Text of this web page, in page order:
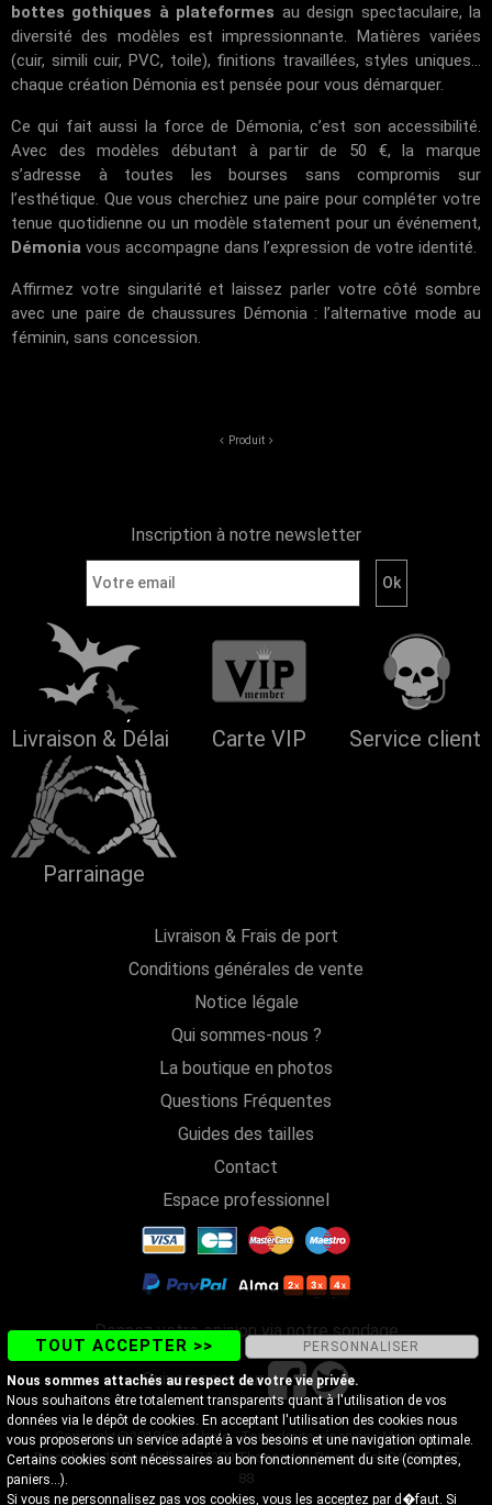
bottes gothiques à plateformes au design spectaculaire, la
diversité des modèles est impressionnante. Matières variées
(cuir, simili cuir, PVC, toile), finitions travaillées, styles uniques...
chaque création Démonia est pensée pour vous démarquer.
Ce qui fait aussi la force de Démonia, c’est son accessibilité.
Avec des modèles débutant à partir de 50 €, la marque
s’adresse à toutes les bourses sans compromis sur
l’esthétique. Que vous cherchiez une paire pour compléter votre
tenue quotidienne ou un modèle statement pour un événement,
Démonia vous accompagne dans l’expression de votre identité.
Affirmez votre singularité et laissez parler votre côté sombre
avec une paire de chaussures Démonia : l’alternative mode au
féminin, sans concession.
Produit
Inscription à notre newsletter
Livraison & Délai Carte VIP Service client
Parrainage
Livraison & Frais de port
Conditions générales de vente
Notice légale
Qui sommes-nous ?
La boutique en photos
Questions Fréquentes
Guides des tailles
Contact
Espace professionnel
Donnez votre opinion via notre sondage
Suivez-nous sur
Copyright@2018 Discobole - Tous droits réservés - Magasin
Discobole 18 Rue Vallon, 74200 Thonon-les-Bains - Tel. 04 50 26 57
88
TOUT ACCEPTER >> PERSONNALISER
Nous sommes attachés au respect de votre vie privée.
Nous souhaitons être totalement transparents quant à l'utilisation de vos
données via le dépôt de cookies. En acceptant l'utilisation des cookies nous
vous proposerons un service adapté à vos besoins et une navigation optimale.
Certains cookies sont nécessaires au bon fonctionnement du site (comptes,
paniers...).
Si vous ne personnalisez pas vos cookies, vous les acceptez par d�faut. Si